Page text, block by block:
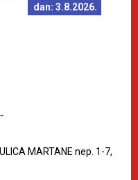
dan: 3.8.2026.
MARTANE nep. 1-7,